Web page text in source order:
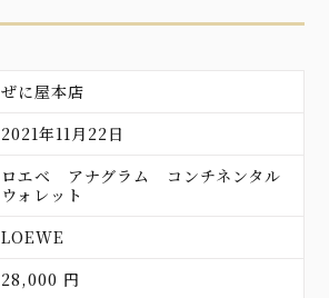
ぜに屋本店
2021年11月22日
ロエベ アナグラム コンチネンタル
ウォレット
LOEWE
28,000 円